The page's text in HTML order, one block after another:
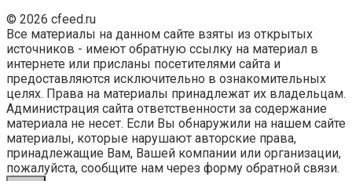
© 2026 cfeed.ru
Все материалы на данном сайте взяты из открытых
источников - имеют обратную ссылку на материал в
интернете или присланы посетителями сайта и
предоставляются исключительно в ознакомительных
целях. Права на материалы принадлежат их владельцам.
Администрация сайта ответственности за содержание
материала не несет. Если Вы обнаружили на нашем сайте
материалы, которые нарушают авторские права,
принадлежащие Вам, Вашей компании или организации,
пожалуйста, сообщите нам через форму обратной связи.